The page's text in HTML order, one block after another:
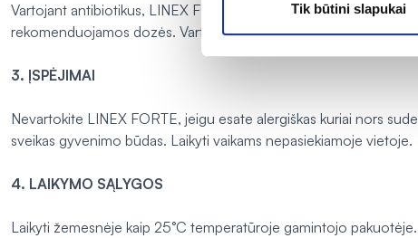
Tik būtini slapukai
Vartojant antibiotikus, LINEX FORTE gerkite praėjus daugiau
rekomenduojamos dozės. Vartojimo trukmė neribota.
3. ĮSPĖJIMAI
Nevartokite LINEX FORTE, jeigu esate alergiškas kuriai nors
sveikas gyvenimo būdas. Laikyti vaikams nepasiekiamoje vietoje.
4. LAIKYMO SĄLYGOS
Laikyti žemesnėje kaip 25°C temperatūroje gamintojo pakuotėje.